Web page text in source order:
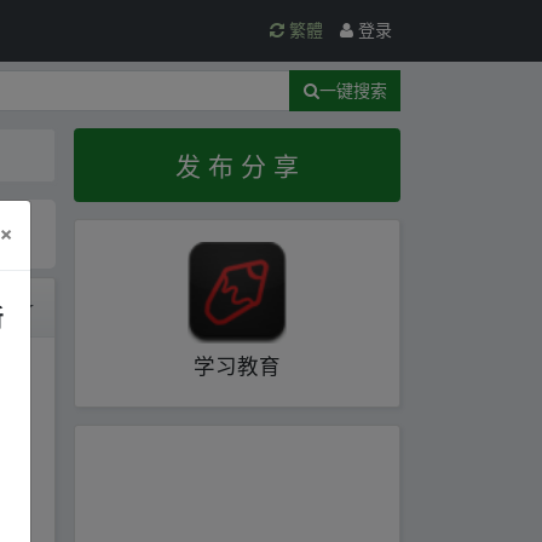
繁體 登录
一键搜索
发 布 分 享
学习教育
×